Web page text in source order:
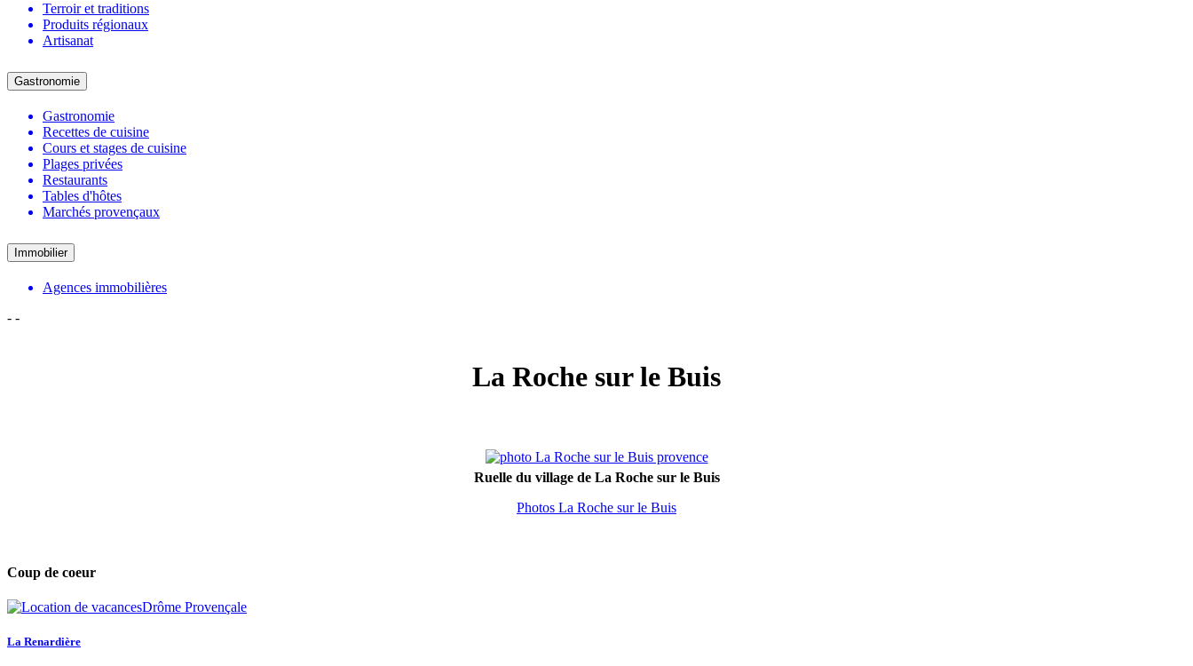
Terroir et traditions
Produits régionaux
Artisanat
Gastronomie
Gastronomie
Recettes de cuisine
Cours et stages de cuisine
Plages privées
Restaurants
Tables d'hôtes
Marchés provençaux
Immobilier
Agences immobilières
- -
La Roche sur le Buis
Ruelle du village de La Roche sur le Buis
Photos La Roche sur le Buis
Coup de coeur
La Renardière